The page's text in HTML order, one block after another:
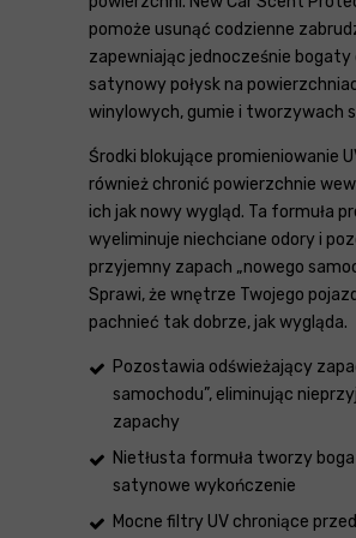
pomoże usunąć codzienne
zapewniając jednocześnie bogaty
satynowy połysk na
winylowych, gumie i tworzywach
Środki blokujące promieniowanie
również chronić powierzchnie
ich jak nowy wygląd. Ta formuła
wyeliminuje niechciane odory i
przyjemny zapach „nowego
Sprawi, że wnętrze Twojego
pachnieć tak dobrze, jak wygląda.
Pozostawia odświeżający
samochodu”, eliminując
zapachy
Nietłusta formuła tworzy
satynowe wykończenie
Mocne filtry UV chroniące przed